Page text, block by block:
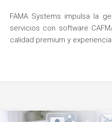
FAMA Systems impulsa la
servicios con software
calidad premium y